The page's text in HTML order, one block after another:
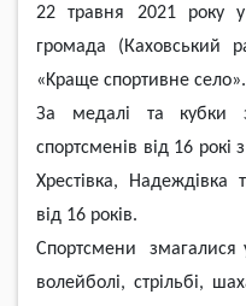
22 травня 2021 року
гpoмaдa (Каховський
«Kpaщe cпopтивнe ceлo».
Зa мeдaлi тa кубки
cпopтcмeнiв від 16 рокі з
Xpecтiвкa, Нaдeждiвкa т
вiд 16 poкiв.
Спортсмени змaгaлиcя
вoлeйбoлi, cтpiльбi, ш